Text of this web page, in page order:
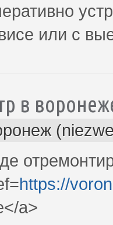
или с
в
https://
a>